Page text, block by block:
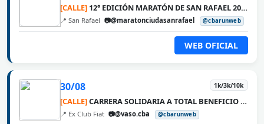
[CALLE] 12° EDICIÓN MARATÓN DE SAN RAFAEL 2026
📍 San Rafael 📷@maratonciudasanrafael @cbarunweb
WEB OFICIAL
30/08 1k/3k/10k
[CALLE]CARRERA SOLIDARIA A TOTAL BENEFICIO DE VASO
📍 Ex Club Fiat 📷@vaso.cba @cbarunweb